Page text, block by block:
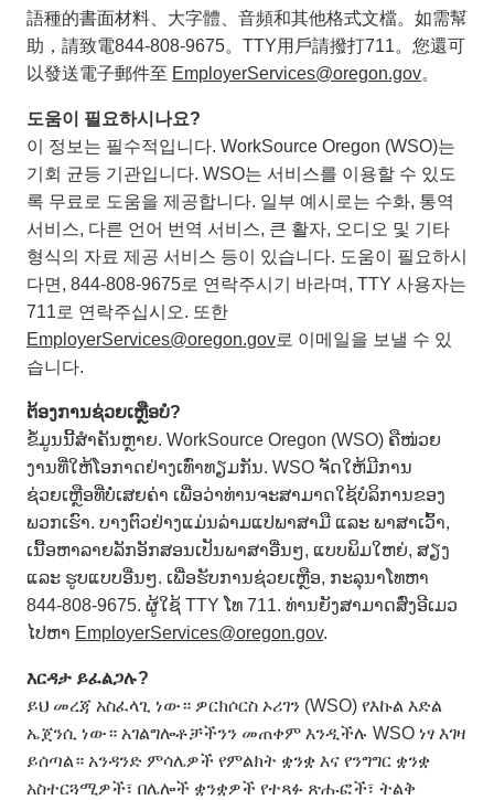
語種的書面材料、大字體、音頻和其他格式文檔。如需幫
助，請致電844-808-9675。TTY用戶請撥打711。您還可
以發送電子郵件至 EmployerServices@oregon.gov。
도움이 필요하시나요?
이 정보는 필수적입니다. WorkSource Oregon (WSO)는
기회 균등 기관입니다. WSO는 서비스를 이용할 수 있도
록 무료로 도움을 제공합니다. 일부 예시로는 수화, 통역
서비스, 다른 언어 번역 서비스, 큰 활자, 오디오 및 기타
형식의 자료 제공 서비스 등이 있습니다. 도움이 필요하시
다면, 844-808-9675로 연락주시기 바라며, TTY 사용자는
711로 연락주십시오. 또한
EmployerServices@oregon.gov로 이메일을 보낼 수 있
습니다.
ຕ້ອງການຊ່ວຍເຫຼືອບໍ?
ຂໍ້ມູນນີ້ສຳຄັນຫຼາຍ. WorkSource Oregon (WSO) ຄືໜ່ວຍ
ງານທີ່ໃຫ້ໂອກາດຢ່າງເທົ່າທຽມກັນ. WSO ຈັດໃຫ້ມີການ
ຊ່ວຍເຫຼືອທີ່ບໍ່ເສຍຄ່າ ເພື່ອວ່າທ່ານຈະສາມາດໃຊ້ບໍລິການຂອງ
ພວກເຮົາ. ບາງຕົວຢ່າງແມ່ນລ່າມແປພາສາມື ແລະ ພາສາເວົ້າ,
ເນື້ອຫາລາຍລັກອັກສອນເປັນພາສາອື່ນໆ, ແບບພິມໃຫຍ່, ສຽງ
ແລະ ຮູບແບບອື່ນໆ. ເພື່ອຮັບການຊ່ວຍເຫຼືອ, ກະລຸນາໂທຫາ
844-808-9675. ຜູ້ໃຊ້ TTY ໂທ 711. ທ່ານຍັງສາມາດສົ່ງອີເມວ
ໄປຫາ EmployerServices@oregon.gov.
እርዳታ ይፈልጋሉ?
ይህ መረጃ አስፈላጊ ነው። ዎርክሶርስ ኦሪገን (WSO) የእኩል እድል
ኤጀንሲ ነው። አገልግሎቶቻችንን መጠቀም እንዲችሉ WSO ነፃ እገዛ
ይሰጣል። አንዳንድ ምሳሌዎች የምልክት ቋንቋ እና የንግግር ቋንቋ
አስተርጓሚዎች፣ በሌሎች ቋንቋዎች የተጻፉ ጽሑፎች፣ ትልቅ